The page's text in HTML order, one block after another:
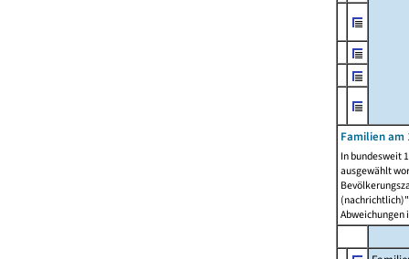
Familien am
In bundesweit
ausgewählt
Abweichungen